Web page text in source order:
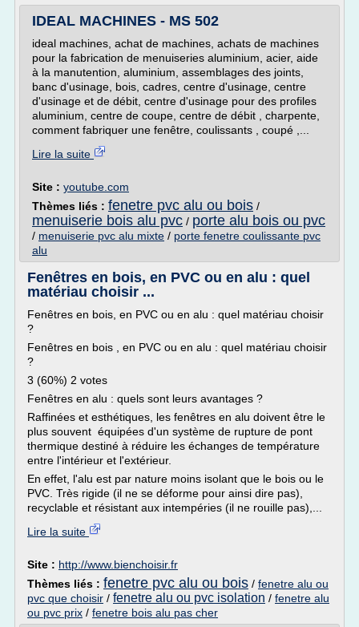
IDEAL MACHINES - MS 502
ideal machines, achat de machines, achats de machines
pour la fabrication de menuiseries aluminium, acier, aide
à la manutention, aluminium, assemblages des joints,
banc d'usinage, bois, cadres, centre d'usinage, centre
d'usinage et de débit, centre d'usinage pour des profiles
aluminium, centre de coupe, centre de débit , charpente,
comment fabriquer une fenêtre, coulissants , coupé ,...
Lire la suite
Site : youtube.com
Thèmes liés : fenetre pvc alu ou bois /
menuiserie bois alu pvc / porte alu bois ou pvc
/ menuiserie pvc alu mixte / porte fenetre coulissante pvc
alu
Fenêtres en bois, en PVC ou en alu : quel
matériau choisir ...
Fenêtres en bois, en PVC ou en alu : quel matériau choisir
?
Fenêtres en bois , en PVC ou en alu : quel matériau choisir
?
3 (60%) 2 votes
Fenêtres en alu : quels sont leurs avantages ?
Raffinées et esthétiques, les fenêtres en alu doivent être le
plus souvent équipées d'un système de rupture de pont
thermique destiné à réduire les échanges de température
entre l'intérieur et l'extérieur.
En effet, l'alu est par nature moins isolant que le bois ou le
PVC. Très rigide (il ne se déforme pour ainsi dire pas),
recyclable et résistant aux intempéries (il ne rouille pas),...
Lire la suite
Site : http://www.bienchoisir.fr
Thèmes liés : fenetre pvc alu ou bois / fenetre alu ou
pvc que choisir / fenetre alu ou pvc isolation / fenetre alu
ou pvc prix / fenetre bois alu pas cher